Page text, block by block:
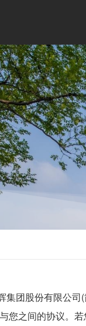
集团股份有限公
您之间的协议。